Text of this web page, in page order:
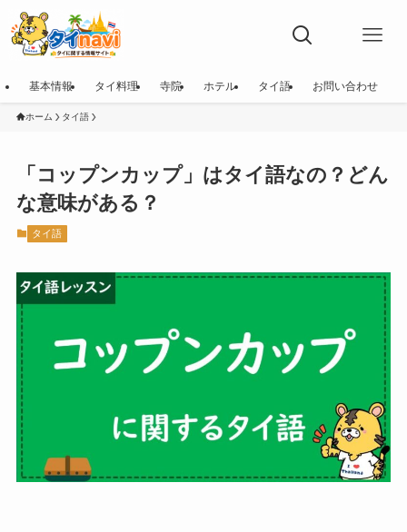
基本情報 タイ料理 寺院 ホテル タイ語 お問い合わせ
ホーム タイ語
「コップンカップ」はタイ語なの？どん
な意味がある？
タイ語